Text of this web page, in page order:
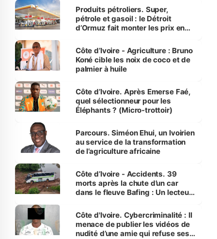
menacées
Produits pétroliers. Super,
pétrole et gasoil : le Détroit
d’Ormuz fait monter les prix en
Côte d’Ivoire - Agriculture : Bruno
Koné cible les noix de coco et de
palmier à huile
Côte d’Ivoire. Après Emerse Faé,
quel sélectionneur pour les
Éléphants ? (Micro-trottoir)
Parcours. Siméon Ehui, un Ivoirien
au service de la transformation
de l’agriculture africaine
Côte d’Ivoire - Accidents. 39
morts après la chute d’un car
dans le fleuve Bafing : Un lecteur
des Transports
Côte d'Ivoire. Cybercriminalité : Il
menace de publier les vidéos de
nudité d’une amie qui refuse ses